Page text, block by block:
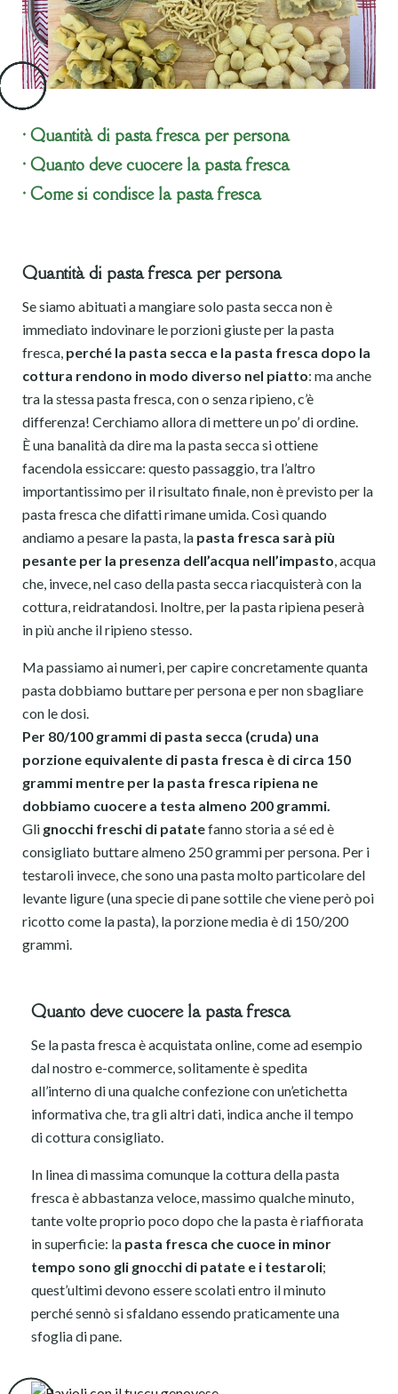
• Quantità di pasta fresca per persona
• Quanto deve cuocere la pasta fresca
• Come si condisce la pasta fresca
Quantità di pasta fresca per persona
Se siamo abituati a mangiare solo pasta secca non è
immediato indovinare le porzioni giuste per la pasta
fresca, perché la pasta secca e la pasta fresca dopo la
cottura rendono in modo diverso nel piatto: ma anche
tra la stessa pasta fresca, con o senza ripieno, c’è
differenza! Cerchiamo allora di mettere un po’ di ordine.
È una banalità da dire ma la pasta secca si ottiene
facendola essiccare: questo passaggio, tra l’altro
importantissimo per il risultato finale, non è previsto per la
pasta fresca che difatti rimane umida. Così quando
andiamo a pesare la pasta, la pasta fresca sarà più
pesante per la presenza dell’acqua nell’impasto, acqua
che, invece, nel caso della pasta secca riacquisterà con la
cottura, reidratandosi. Inoltre, per la pasta ripiena peserà
in più anche il ripieno stesso.
Ma passiamo ai numeri, per capire concretamente quanta
pasta dobbiamo buttare per persona e per non sbagliare
con le dosi.
Per 80/100 grammi di pasta secca (cruda) una
porzione equivalente di pasta fresca è di circa 150
grammi mentre per la pasta fresca ripiena ne
dobbiamo cuocere a testa almeno 200 grammi.
Gli gnocchi freschi di patatefanno storia a sé ed è
consigliato buttare almeno 250 grammi per persona. Per i
testaroli invece, che sono una pasta molto particolare del
levante ligure (una specie di pane sottile che viene però poi
ricotto come la pasta), la porzione media è di 150/200
grammi.
Quanto deve cuocere la pasta fresca
Se la pasta fresca è acquistata online, come ad esempio
dal nostro e-commerce, solitamente è spedita
all’interno di una qualche confezione con un’etichetta
informativa che, tra gli altri dati, indica anche il tempo
di cottura consigliato.
In linea di massima comunque la cottura della pasta
fresca è abbastanza veloce, massimo qualche minuto,
tante volte proprio poco dopo che la pasta è riaffiorata
in superficie: la pasta fresca che cuoce in minor
tempo sono gli gnocchi di patate e i testaroli;
quest’ultimi devono essere scolati entro il minuto
perché sennò si sfaldano essendo praticamente una
sfoglia di pane.